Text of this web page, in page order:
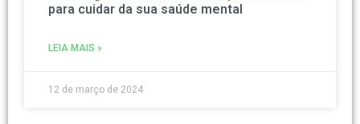
para cuidar da sua saúde mental
LEIA MAIS »
12 de março de 2024